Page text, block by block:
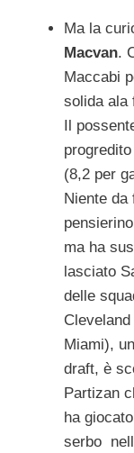
Ma la
Macvan.
Maccabi
solida ala
Il
(8,2 per
Niente
ma ha
lasciato
delle
Miami),
draft, è
Partizan
ha
serbo